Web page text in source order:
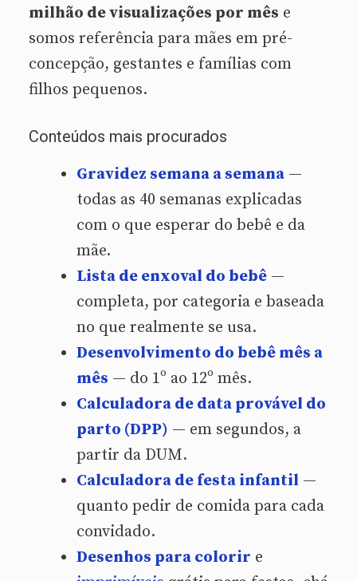
milhão de visualizações por mês e
somos referência para mães em pré-
concepção, gestantes e famílias com
filhos pequenos.
Conteúdos mais procurados
Gravidez semana a semana —
todas as 40 semanas explicadas
com o que esperar do bebê e da
mãe.
Lista de enxoval do bebê —
completa, por categoria e baseada
no que realmente se usa.
Desenvolvimento do bebê mês a
mês — do 1º ao 12º mês.
Calculadora de data provável do
parto (DPP) — em segundos, a
partir da DUM.
Calculadora de festa infantil —
quanto pedir de comida para cada
convidado.
Desenhos para colorir e